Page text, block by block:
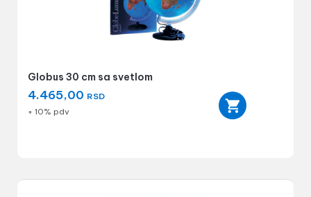
Globus 30 cm sa svetlom
4.465,00 RSD
+ 10% pdv